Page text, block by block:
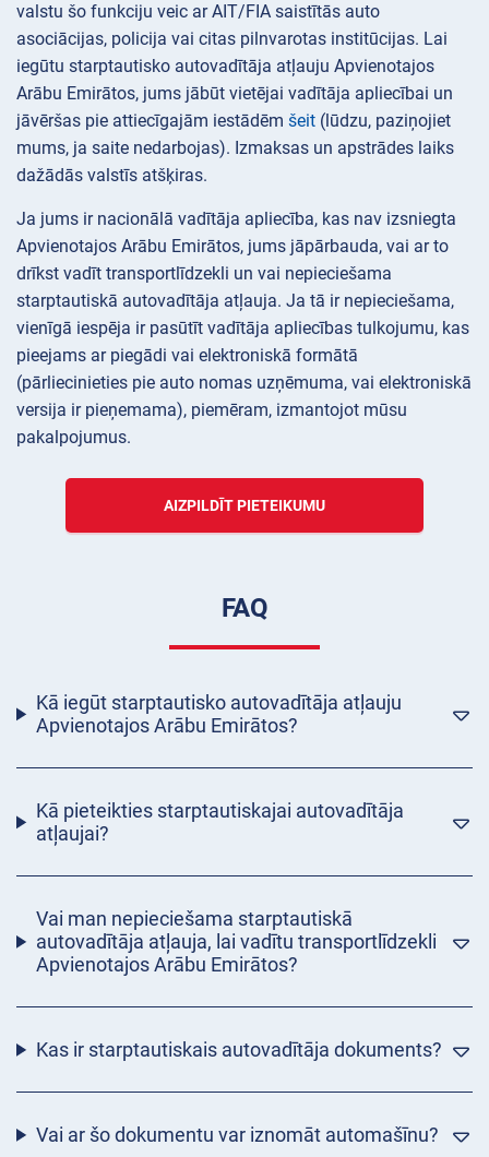
valstu šo funkciju veic ar AIT/FIA saistītās auto
asociācijas, policija vai citas pilnvarotas institūcijas. Lai
iegūtu starptautisko autovadītāja atļauju Apvienotajos
Arābu Emirātos, jums jābūt vietējai vadītāja apliecībai un
jāvēršas pie attiecīgajām iestādēm šeit (lūdzu, paziņojiet
mums, ja saite nedarbojas). Izmaksas un apstrādes laiks
dažādās valstīs atšķiras.
Ja jums ir nacionālā vadītāja apliecība, kas nav izsniegta
Apvienotajos Arābu Emirātos, jums jāpārbauda, vai ar to
drīkst vadīt transportlīdzekli un vai nepieciešama
starptautiskā autovadītāja atļauja. Ja tā ir nepieciešama,
vienīgā iespēja ir pasūtīt vadītāja apliecības tulkojumu, kas
pieejams ar piegādi vai elektroniskā formātā
(pārliecinieties pie auto nomas uzņēmuma, vai elektroniskā
versija ir pieņemama), piemēram, izmantojot mūsu
pakalpojumus.
AIZPILDĪT PIETEIKUMU
FAQ
Kā iegūt starptautisko autovadītāja atļauju
Apvienotajos Arābu Emirātos?
Kā pieteikties starptautiskajai autovadītāja
atļaujai?
Vai man nepieciešama starptautiskā
autovadītāja atļauja, lai vadītu transportlīdzekli
Apvienotajos Arābu Emirātos?
Kas ir starptautiskais autovadītāja dokuments?
Vai ar šo dokumentu var iznomāt automašīnu?